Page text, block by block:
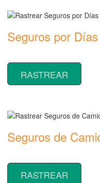
Seguros por Días
RASTREAR
Seguros de
RASTREAR